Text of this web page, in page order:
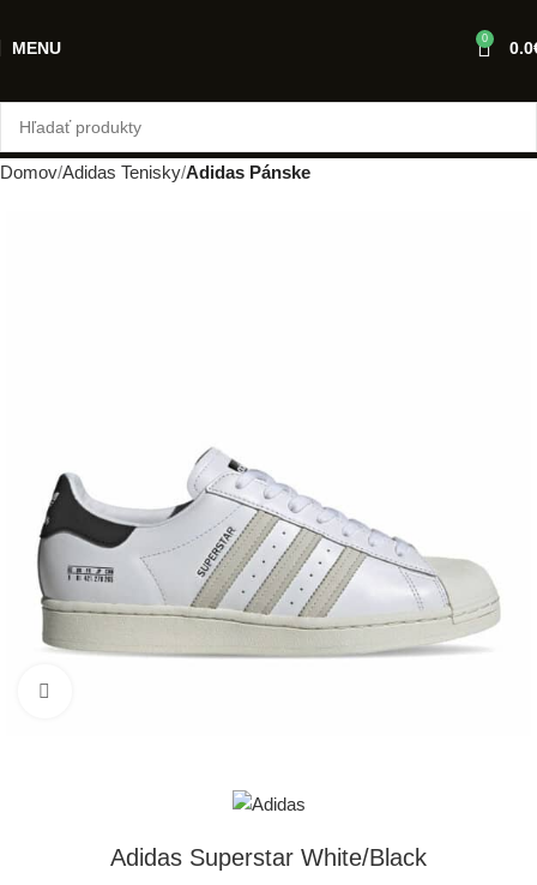
MENU 0 0.0
Domov Adidas Tenisky Adidas Pánske
Adidas Superstar White/Black